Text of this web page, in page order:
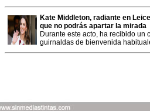
Kate Middleton, radiante en
que no podrás apartar la mirada
Durante este acto, ha recibido
guirnaldas de bienvenida